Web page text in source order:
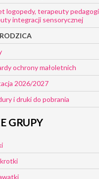
logopedy, terapeuty
integracji sensorycznej
ochrony małoletnich
2026/2027
i druki do pobrania
GRUPY